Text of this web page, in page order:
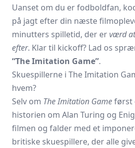
Uanset om du er fodboldfan,
på jagt efter din næste
minutters spilletid, der erværd
efter. Klar til kickoff? Lad os
“The Imitation Game”.
Skuespillerne i The Imitation
hvem?
Selv om The Imitation Gameførst
historien om Alan Turing og
filmen og falder med et
britiske skuespillere, der alle